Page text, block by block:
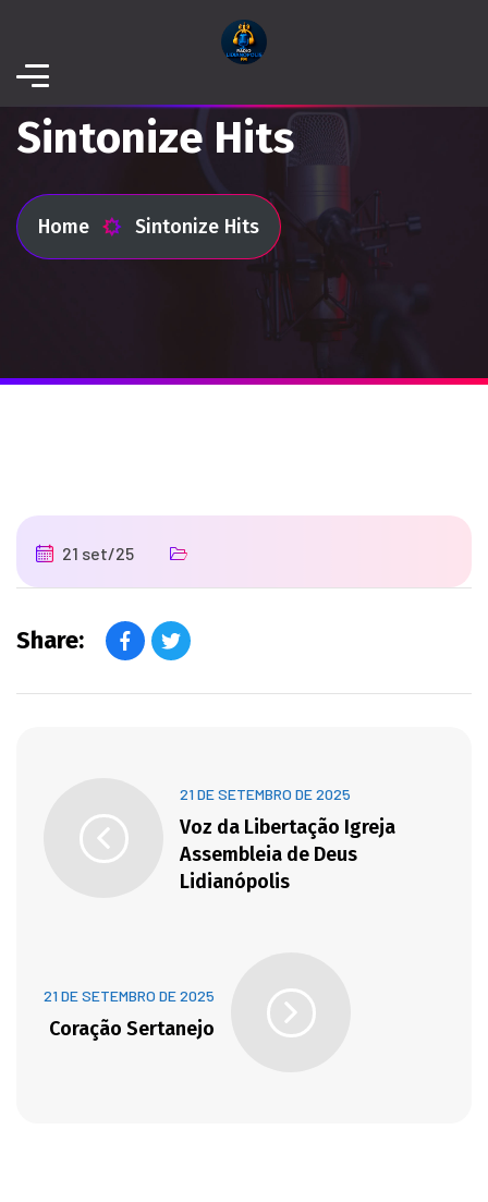
Sintonize Hits
Home Sintonize Hits
21 set/25
Share:
21 DE SETEMBRO DE 2025
Voz da Libertação Igreja
Assembleia de Deus
Lidianópolis
21 DE SETEMBRO DE 2025
Coração Sertanejo